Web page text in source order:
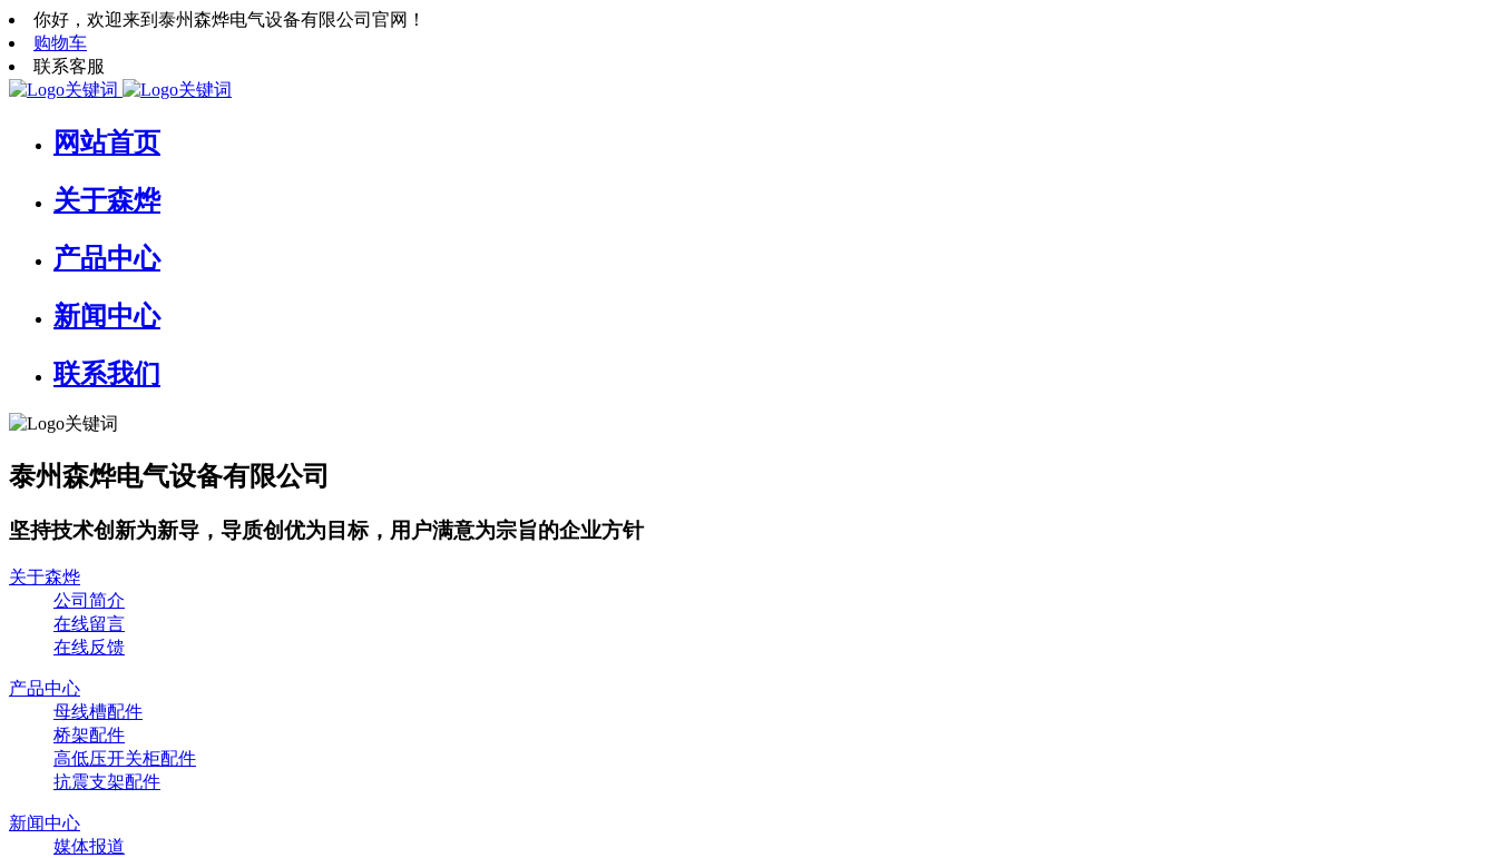
你好，欢迎来到泰州森烨电气设备有限公司官网！
购物车
联系客服
网站首页
关于森烨
产品中心
新闻中心
联系我们
泰州森烨电气设备有限公司
坚持技术创新为新导，导质创优为目标，用户满意为宗旨的企业方针
关于森烨
公司简介
在线留言
在线反馈
产品中心
母线槽配件
桥架配件
高低压开关柜配件
抗震支架配件
新闻中心
媒体报道